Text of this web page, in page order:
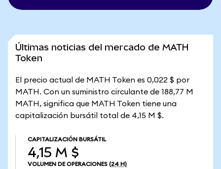
Últimas noticias del mercado de MATH
Token
El precio actual de MATH Token es 0,022 $ por
MATH. Con un suministro circulante de 188,77 M
MATH, significa que MATH Token tiene una
capitalización bursátil total de 4,15 M $.
CAPITALIZACIÓN BURSÁTIL
4,15 M $
VOLUMEN DE OPERACIONES (24 H)